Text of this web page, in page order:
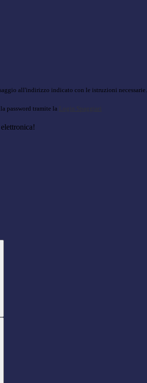
all'indirizzo indicato con le istruzioni necessarie.
password tramite la Login Spaggiari